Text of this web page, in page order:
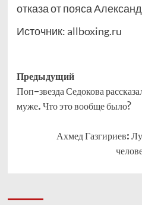
отказа от пояса
Источник: allboxing.ru
Навигация
записи
Предыдущий
Поп-звезда Седокова
муже. Что это вообще было?
Ахмед Газгириев: